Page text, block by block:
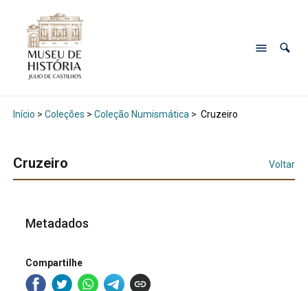
Início > Coleções > Coleção Numismática > Cruzeiro
Cruzeiro Voltar
Metadados
Compartilhe